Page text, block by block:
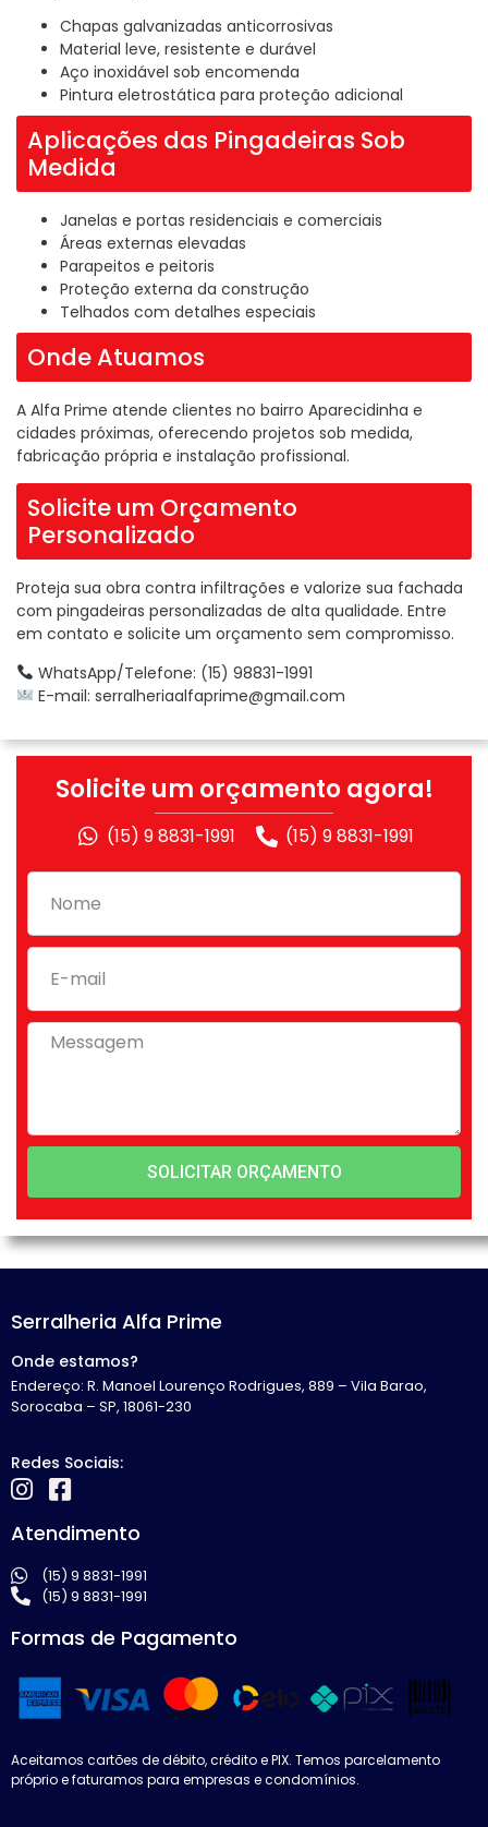
Chapas galvanizadas anticorrosivas
Material leve, resistente e durável
Aço inoxidável sob encomenda
Pintura eletrostática para proteção adicional
Aplicações das Pingadeiras Sob
Medida
Janelas e portas residenciais e comerciais
Áreas externas elevadas
Parapeitos e peitoris
Proteção externa da construção
Telhados com detalhes especiais
Onde Atuamos
A Alfa Prime atende clientes no bairro Aparecidinha e
cidades próximas, oferecendo projetos sob medida,
fabricação própria e instalação profissional.
Solicite um Orçamento
Personalizado
Proteja sua obra contra infiltrações e valorize sua fachada
com pingadeiras personalizadas de alta qualidade. Entre
em contato e solicite um orçamento sem compromisso.
WhatsApp/Telefone: (15) 98831-1991
E-mail: serralheriaalfaprime@gmail.com
Solicite um orçamento agora!
(15) 9 8831-1991 (15) 9 8831-1991
SOLICITAR ORÇAMENTO
Serralheria Alfa Prime
Onde estamos?
Endereço: R. Manoel Lourenço Rodrigues, 889 – Vila Barao,
Sorocaba – SP, 18061-230
Redes Sociais:
Atendimento
(15) 9 8831-1991
(15) 9 8831-1991
Formas de Pagamento
Aceitamos cartões de débito, crédito e PIX. Temos parcelamento
próprio e faturamos para empresas e condomínios.